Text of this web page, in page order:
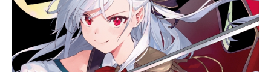
主人として補佐する美少女メイド姫
路のイカサマも、実は偽お嬢様だっ
た彩園寺との共犯関係も何でも使っ
てやる。じゃあ、世界を制する嘘を
始めよう。嘘と才知ですべてを勝ち